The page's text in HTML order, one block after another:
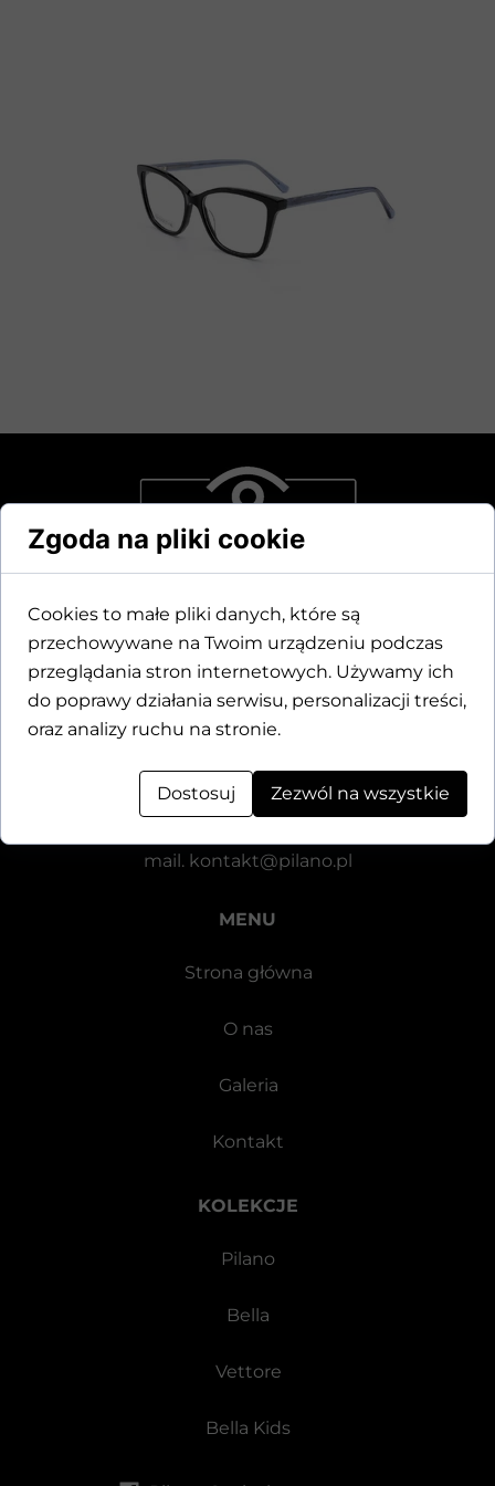
KOLEKCJE
Pilano
Bella
Vettore
Bella Kids
MENU
Strona główna
O nas
Galeria
Kontakt
Dane kontaktowe
Motylewska 24
tel.+48 571 521 126
mail. kontakt@pilano.pl
Zgoda na pliki cookie
Cookies to małe pliki danych, które są
przechowywane na Twoim urządzeniu podczas
przeglądania stron internetowych. Używamy ich
do poprawy działania serwisu, personalizacji treści,
oraz analizy ruchu na stronie.
Dostosuj Zezwól na wszystkie